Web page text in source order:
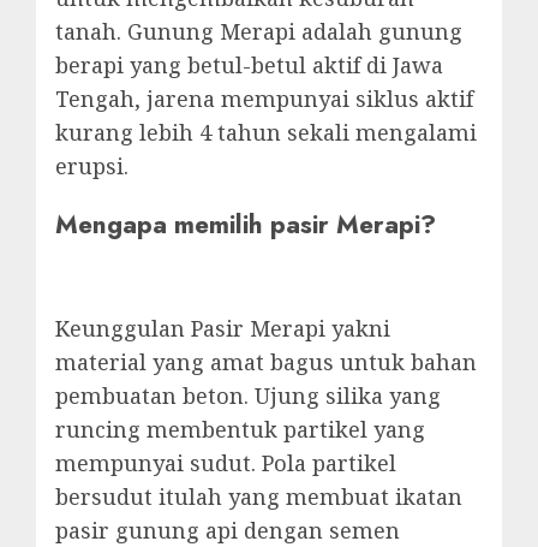
tanah. Gunung Merapi adalah gunung
berapi yang betul-betul aktif di Jawa
Tengah, jarena mempunyai siklus aktif
kurang lebih 4 tahun sekali mengalami
erupsi.
Mengapa memilih pasir Merapi?
Keunggulan Pasir Merapi yakni
material yang amat bagus untuk bahan
pembuatan beton. Ujung silika yang
runcing membentuk partikel yang
mempunyai sudut. Pola partikel
bersudut itulah yang membuat ikatan
pasir gunung api dengan semen